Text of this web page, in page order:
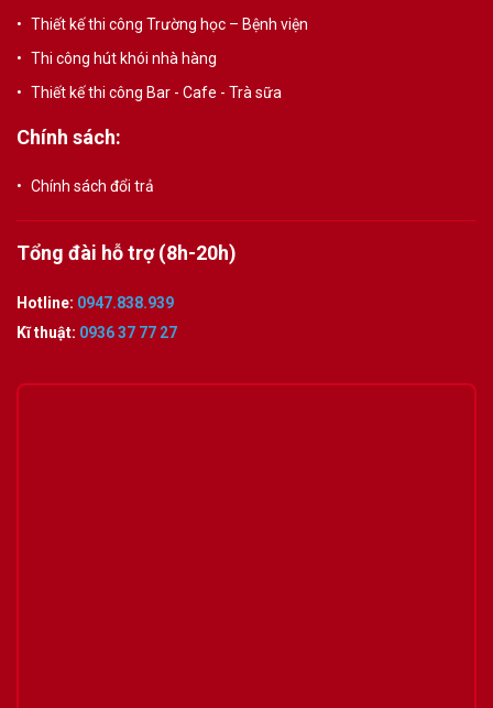
Thiết kế thi công Trường học – Bệnh viện
Thi công hút khói nhà hàng
Thiết kế thi công Bar - Cafe - Trà sữa
Chính sách:
Chính sách đổi trả
Tổng đài hỗ trợ (8h-20h)
Hotline: 0947.838.939
Kĩ thuật: 0936 37 77 27